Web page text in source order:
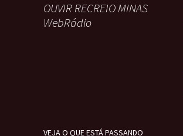
OUVIR RECREIO MINAS
WebRádio
VEJA O QUE ESTÁ PASSANDO